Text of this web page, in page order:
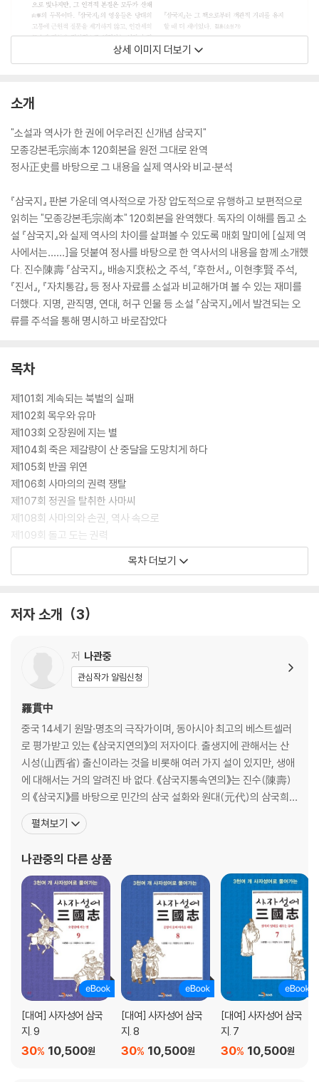
상세 이미지 더보기
소개
"소설과 역사가 한 권에 어우러진 신개념 삼국지"
모종강본毛宗崗本 120회본을 원전 그대로 완역
정사正史를 바탕으로 그 내용을 실제 역사와 비교·분석
『삼국지』 판본 가운데 역사적으로 가장 압도적으로 유행하고 보편적으로
읽히는 "모종강본毛宗崗本" 120회본을 완역했다. 독자의 이해를 돕고 소
설 『삼국지』와 실제 역사의 차이를 살펴볼 수 있도록 매회 말미에 [실제 역
사에서는……]을 덧붙여 정사를 바탕으로 한 역사서의 내용을 함께 소개했
다. 진수陳壽 『삼국지』, 배송지裵松之 주석, 『후한서』, 이현李賢 주석,
『진서』, 『자치통감』 등 정사 자료를 소설과 비교해가며 볼 수 있는 재미를
더했다. 지명, 관직명, 연대, 허구 인물 등 소설 『삼국지』에서 발견되는 오
류를 주석을 통해 명시하고 바로잡았다
목차
제101회 계속되는 북벌의 실패
제102회 목우와 유마
제103회 오장원에 지는 별
제104회 죽은 제갈량이 산 중달을 도망치게 하다
제105회 반골 위연
제106회 사마의의 권력 쟁탈
제107회 정권을 탈취한 사마씨
제108회 사마의와 손권, 역사 속으로
제109회 돌고 도는 권력
제110회 거듭되는 강유의 출병
제114회 황제를 살해한 사마소
제116회 정군산의 신령
제117회 등애, 음평을 넘어 면죽을 함락시키다
제118회 마침내 멸망한 촉한
제119회 사마염의 등장
제120회 삼분천하, 하나로 통일되다
삼국지 읽는 법
참고문헌
목차 더보기
저자 소개 3
저 나관중
관심작가 알림신청
羅貫中
중국 14세기 원말·명초의 극작가이며, 동아시아 최고의 베스트셀러
로 평가받고 있는 《삼국지연의》의 저자이다. 출생지에 관해서는 산
시성(山西省) 출신이라는 것을 비롯해 여러 가지 설이 있지만, 생애
에 대해서는 거의 알려진 바 없다. 《삼국지통속연의》는 진수(陳壽)
의 《삼국지》를 바탕으로 민간의 삼국 설화와 원대(元代)의 삼국희
(三國戱) 등 여기저기 흩어져 있는 삼국에 관한 이야기를 한꺼번에
엮어 펴낸 것이다. 이 외에 《수호지》, 《수당연의》, 《잔당오대사연
때 동아시아에서 셰익스피어 또는 일리아스를 쓴 호메로스
펼쳐보기
나관중의 다른 상품
[대여] 사자성어 삼국
지. 9
10,500원
30%
[대여] 사자성어 삼국
지. 8
10,500원
30%
[대여] 사자성어 삼국
지. 7
10,500원
30%